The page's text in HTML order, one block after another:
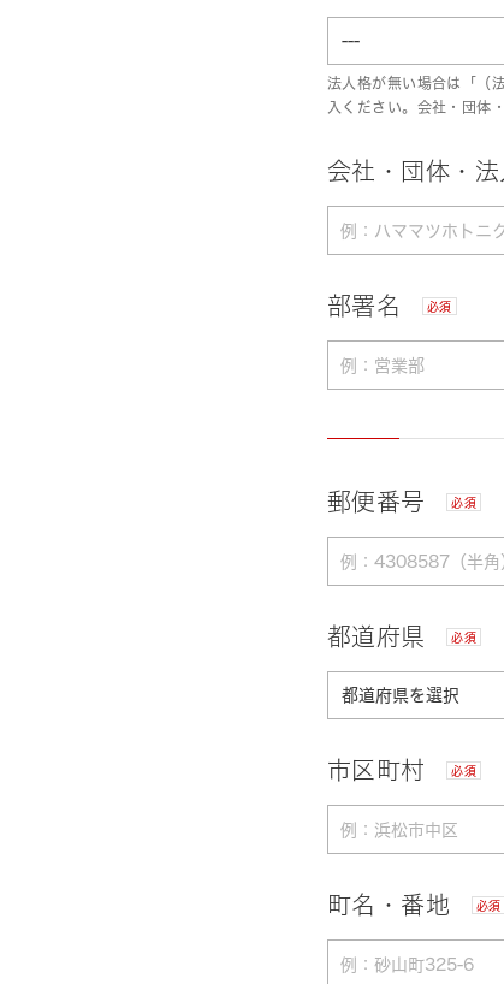
法人格が無い場合は「（
入ください。会社・団体
会社・団体・
部署名 必須
郵便番号 必須
都道府県 必須
市区町村 必須
町名・番地 必須